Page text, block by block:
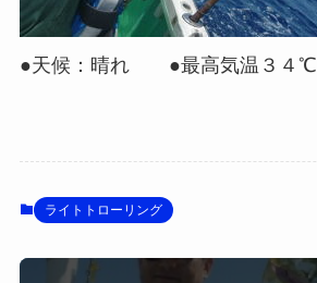
●天候：晴れ ●最高気温３４℃
ライトトローリング